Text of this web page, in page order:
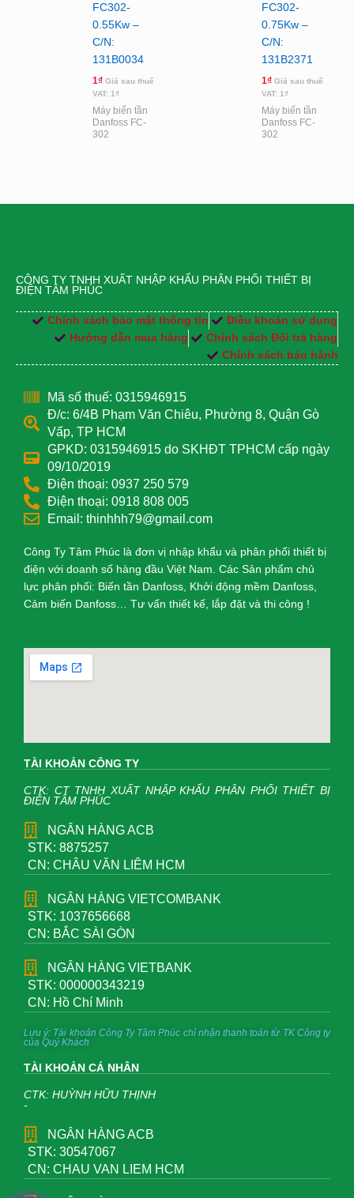
FC302-
0.55Kw –
C/N:
131B0034
1₫ Giá sau thuế
VAT: 1₫
Máy biến tần
Danfoss FC-
302
FC302-
0.75Kw –
C/N:
131B2371
1₫ Giá sau thuế
VAT: 1₫
Máy biến tần
Danfoss FC-
302
CÔNG TY TNHH XUẤT NHẬP KHẨU PHÂN PHỐI THIẾT BỊ
ĐIỆN TÂM PHÚC
Chính sách bảo mật thông tin
Điều khoản sử dụng
Hướng dẫn mua hàng
Chính sách Đổi trả hàng
Chính sách bảo hành
Mã số thuế: 0315946915
Đ/c: 6/4B Phạm Văn Chiêu, Phường 8, Quận Gò
Vấp, TP HCM
GPKD: 0315946915 do SKHĐT TPHCM cấp ngày
09/10/2019
Điện thoại: 0937 250 579
Điện thoại: 0918 808 005
Email: thinhhh79@gmail.com
Công Ty Tâm Phúc là đơn vị nhập khẩu và phân phối thiết bị
điện với doanh số hàng đầu Việt Nam. Các Sản phẩm chủ
lực phân phối: Biến tần Danfoss, Khởi động mềm Danfoss,
Cảm biến Danfoss… Tư vấn thiết kế, lắp đặt và thi công !
TÀI KHOẢN CÔNG TY
CTK: CT TNHH XUẤT NHẬP KHẨU PHÂN PHỐI THIẾT BỊ
ĐIỆN TÂM PHÚC
NGÂN HÀNG ACB
STK: 8875257
CN: CHÂU VĂN LIÊM HCM
NGÂN HÀNG VIETCOMBANK
STK: 1037656668
CN: BẮC SÀI GÒN
NGÂN HÀNG VIETBANK
STK: 000000343219
CN: Hồ Chí Minh
Lưu ý: Tài khoản Công Ty Tâm Phúc chỉ nhận thanh toán từ TK Công ty
của Quý Khách
TÀI KHOẢN CÁ NHÂN
CTK: HUỲNH HỮU THỊNH
-
NGÂN HÀNG ACB
STK: 30547067
CN: CHAU VAN LIEM HCM